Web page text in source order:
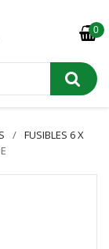
0
FUSIBLES 6 X